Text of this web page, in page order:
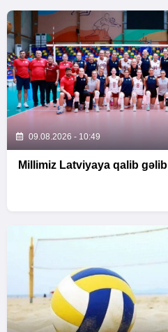
09.08.2026 - 10:49
Millimiz Latviyaya qalib gəlib